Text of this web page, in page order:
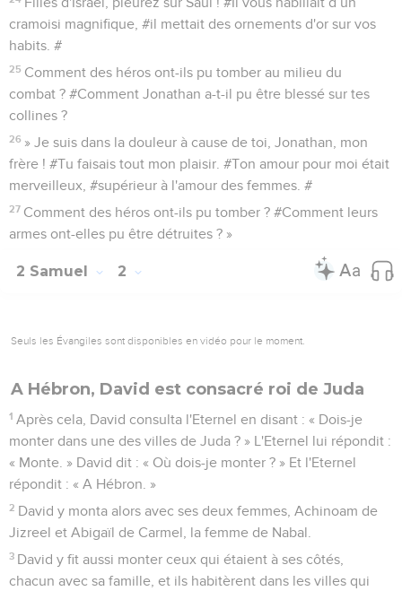
cramoisi magnifique, #il mettait des ornements d'or sur vos
habits. #
25 Comment des héros ont-ils pu tomber au milieu du
combat ? #Comment Jonathan a-t-il pu être blessé sur tes
collines ?
26 » Je suis dans la douleur à cause de toi, Jonathan, mon
frère ! #Tu faisais tout mon plaisir. #Ton amour pour moi était
merveilleux, #supérieur à l'amour des femmes. #
27 Comment des héros ont-ils pu tomber ? #Comment leurs
armes ont-elles pu être détruites ? »
2 Samuel 2
Seuls les Évangiles sont disponibles en vidéo pour le moment.
A Hébron, David est consacré roi de Juda
1 Après cela, David consulta l'Eternel en disant : « Dois-je
monter dans une des villes de Juda ? » L'Eternel lui répondit :
« Monte. » David dit : « Où dois-je monter ? » Et l'Eternel
répondit : « A Hébron. »
2 David y monta alors avec ses deux femmes, Achinoam de
Jizreel et Abigaïl de Carmel, la femme de Nabal.
3 David y fit aussi monter ceux qui étaient à ses côtés,
chacun avec sa famille, et ils habitèrent dans les villes qui